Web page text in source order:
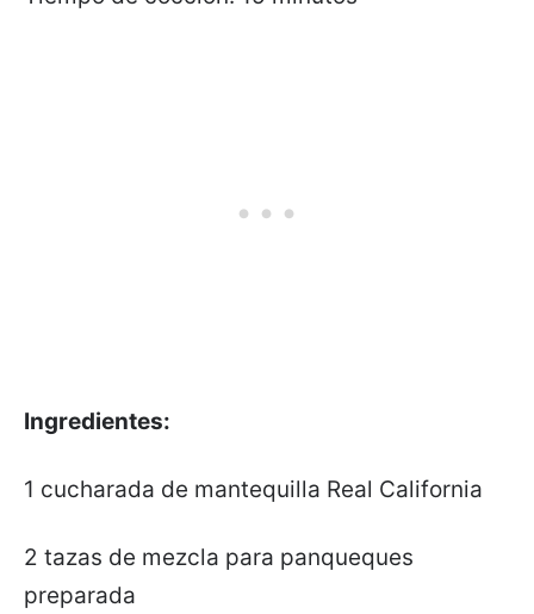
Ingredientes:
1 cucharada de mantequilla Real California
2 tazas de mezcla para panqueques
preparada